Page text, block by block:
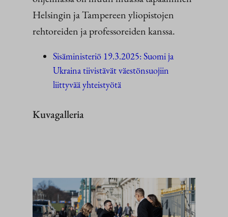
Helsingin ja Tampereen yliopistojen
rehtoreiden ja professoreiden kanssa.
Sisäministeriö 19.3.2025: Suomi ja
Ukraina tiivistävät väestönsuojiin
liittyvää yhteistyötä
Kuvagalleria